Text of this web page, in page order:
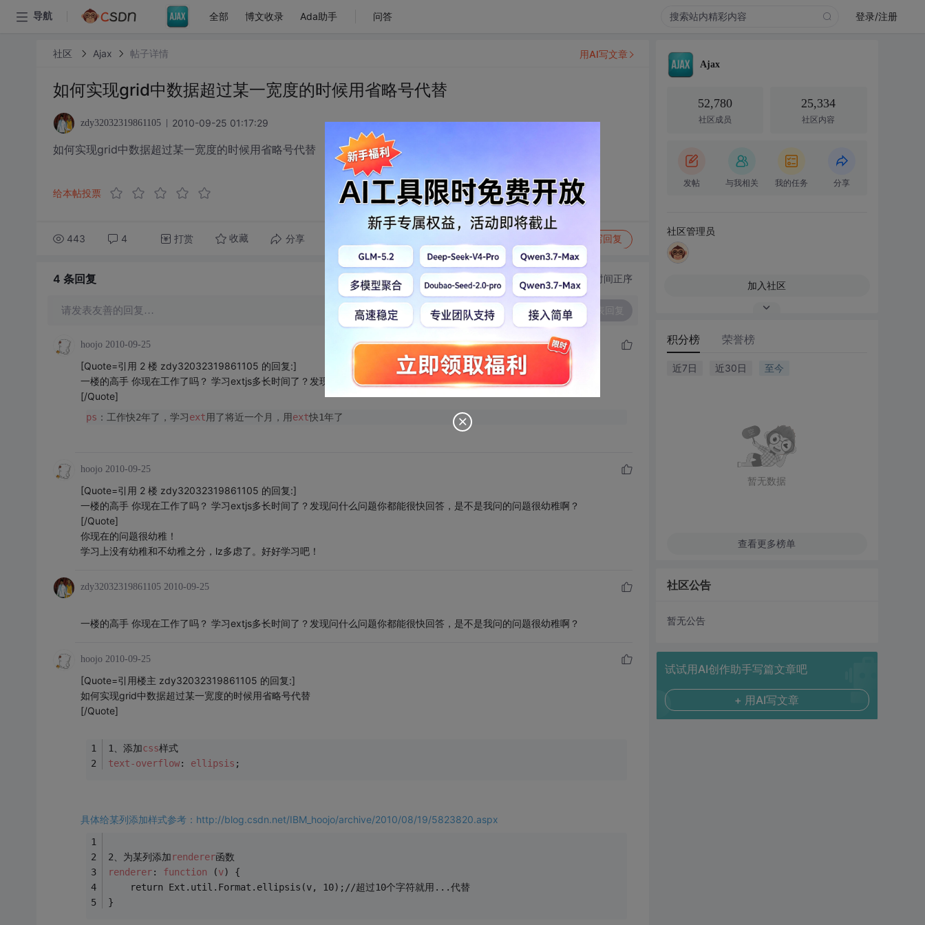
导航 全部 博文收录 Ada助手 问答 登录/注册
社区 Ajax 帖子详情
如何实现grid中数据超过某一宽度的时候用省略号代替
zdy32032319861105 2010-09-25 01:17:29
如何实现grid中数据超过某一宽度的时候用省略号代替
给本帖投票
443 4 打赏 收藏 分享 写回复
用AI写文章
4 条回复 切换为时间正序
请发表友善的回复… 发表回复
hoojo 2010-09-25
[Quote=引用 2 楼 zdy32032319861105 的回复:]
一楼的高手 你现在工作了吗？ 学习extjs多长时间了？发现问什么问题你都能很快回答，是不是我问的问题很幼稚啊？
[/Quote]
ps ：工作快2年了，学习ext用了将近一个月，用ext快1年了
hoojo 2010-09-25
[Quote=引用 2 楼 zdy32032319861105 的回复:]
一楼的高手 你现在工作了吗？ 学习extjs多长时间了？发现问什么问题你都能很快回答，是不是我问的问题很幼稚啊？
[/Quote]
你现在的问题很幼稚！
学习上没有幼稚和不幼稚之分，lz多虑了。好好学习吧！
zdy32032319861105 2010-09-25
一楼的高手 你现在工作了吗？ 学习extjs多长时间了？发现问什么问题你都能很快回答，是不是我问的问题很幼稚啊？
hoojo 2010-09-25
[Quote=引用楼主 zdy32032319861105 的回复:]
如何实现grid中数据超过某一宽度的时候用省略号代替
[/Quote]
1、添加css样式
text-overflow: ellipsis ;
具体给某列添加样式参考：http://blog.csdn.net/IBM_hoojo/archive/2010/08/19/5823820.aspx
2、为某列添加renderer函数
renderer: function (v) {
    return Ext.util.Format.ellipsis(v, 10);//超过10个字符就用...代替
}
Ajax
52,780
社区成员
25,334
社区内容
发帖 与我相关 我的任务 分享
社区管理员
加入社区
积分榜 荣誉榜
近7日 近30日 至今
暂无数据
查看更多榜单
社区公告
暂无公告
试试用AI创作助手写篇文章吧
+ 用AI写文章